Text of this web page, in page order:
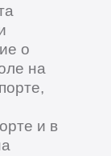
о
на
и в